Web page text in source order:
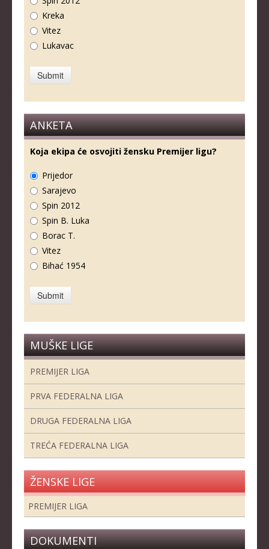
Kreka
Vitez
Lukavac
ANKETA
Koja ekipa će osvojiti žensku Premijer ligu?
Prijedor
Sarajevo
Spin 2012
Spin B. Luka
Borac T.
Vitez
Bihać 1954
MUŠKE LIGE
PREMIJER LIGA
PRVA FEDERALNA LIGA
DRUGA FEDERALNA LIGA
TREĆA FEDERALNA LIGA
ŽENSKE LIGE
PREMIJER LIGA
DOKUMENTI